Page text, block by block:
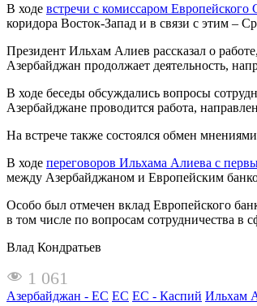
В ходе встречи с комиссаром
коридора Восток-Запад и в связи с этим –
Президент Ильхам Алиев рассказал о
Азербайджан продолжает деятельность,
В ходе беседы обсуждались вопросы
Азербайджане проводится работа,
На встрече также состоялся обмен
В ходе переговоров Ильхама Алиева с
между Азербайджаном и Европейским
Особо был отмечен вклад Европейского
в том числе по вопросам сотрудничества в
Влад Кондратьев
1 061
Азербайджан - ЕС ЕС ЕС - Каспий Ильхам